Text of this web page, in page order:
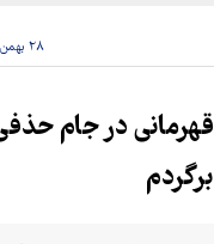
۲۸ بهمن ۱۴۰۳ - ۰۸:۴۷
در جام